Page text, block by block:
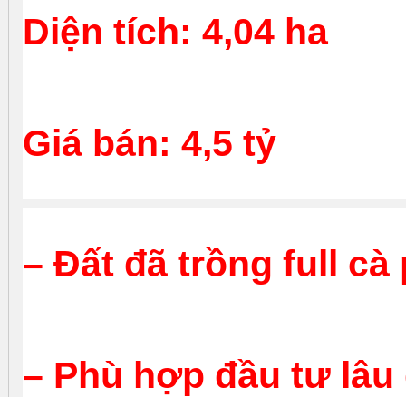
Diện tích: 4,04 ha
Giá bán: 4,5 tỷ
– Đất đã trồng full cà
– Phù hợp đầu tư